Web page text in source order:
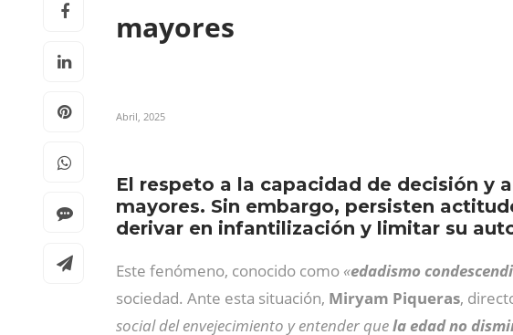
mayores
Abril, 2025
El respeto a la capacidad de decisión y
mayores. Sin embargo, persisten
derivar en infantilización y limitar su
Este fenómeno, conocido como «edadismo
sociedad. Ante esta situación, Miryam Piqueras,
social del envejecimiento y entender quela edad no